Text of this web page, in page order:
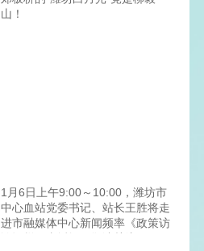
山！
1月6日上午9:00～10:00，潍坊市
中心血站党委书记、站长王胜将走
进市融媒体中心新闻频率《政策访